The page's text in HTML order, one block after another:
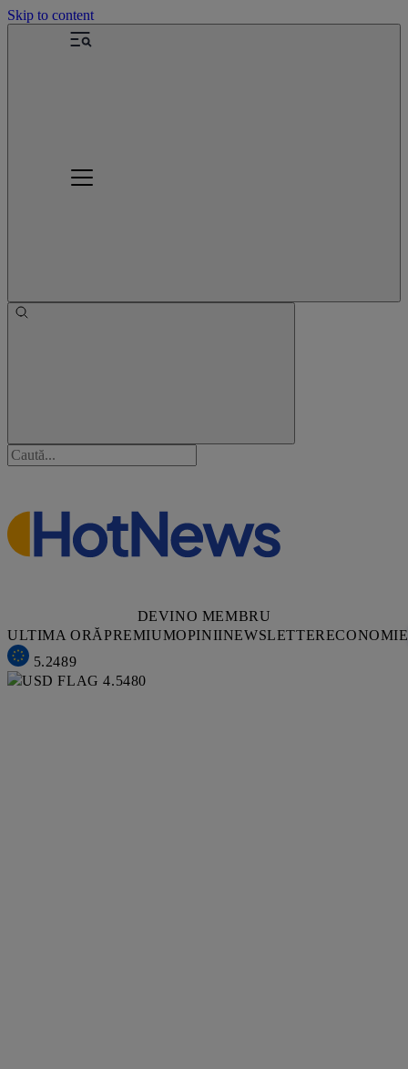
Skip to content
DEVINO MEMBRU
ULTIMA ORĂPREMIUMOPINIINEWSLETTERECONOMIE
5.2489
4.5480